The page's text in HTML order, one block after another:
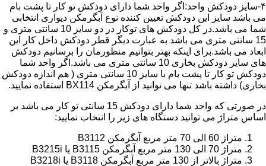
۴-سایز دودکش واحد:اگر واحد شما دارای دودکش تو کار تا پشت بام
می باشد سایز این دودکش تعیین کننده نوع آبگرمکن دیواری انتخابی
شما می باشد.در کل دودکش های توکار در دو سایز 10 سانتی متری و
15 سانتی متری می باشد به عبارت دیگر قطر دودکش داخل کار این
ابعاد می باشد.برای اینکه بهتر بتوانیم منظورمان را برسانیم دودکش
های سایز دودکش بخاری 10 سانتی متری می باشد.اگر واحد شما
دودکش تو کار تا پشت بام با سایز 10 سانتی متری ( هم اندازه دودکش
بخاری) داشته باشد تنها می توانید از آبگرمکن BX114 استفاده نمایید.
در صورتی که واحد شما دارای دودکش 15 سانتی تو کار می باشد بر
اساس متراژ می توانید دستگاه های زیر را انتخاب نمایید:
متراژ 60 الی 70 متر مربع آبگرمکن B3112
متراژ 70 الی 130 متر مربع آبگرمکن B3115 یا B3215i
متراژ بالاتر از 130 متر مربع آبگرمکن B3118 یا B3218i